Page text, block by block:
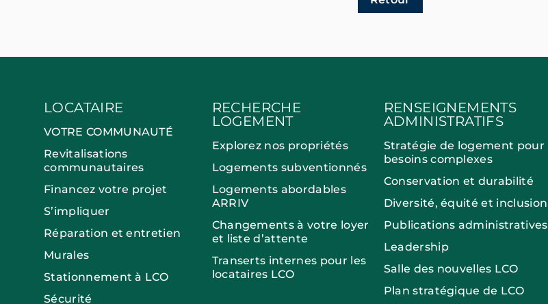
LOCATAIRE
VOTRE COMMUNAUTÉ
Revitalisations
communautaires
Financez votre projet
S’impliquer
Réparation et entretien
Murales
Stationnement à LCO
Sécurité
RECHERCHE
LOGEMENT
Explorez nos propriétés
Logements subventionnés
Logements abordables
ARRIV
Changements à votre loyer
et liste d’attente
Transerts internes pour les
locataires LCO
RENSEIGNEMENTS
ADMINISTRATIFS
Stratégie de logement pour
besoins complexes
Conservation et durabilité
Diversité, équité et inclusion
Publications administratives
Leadership
Salle des nouvelles LCO
Plan stratégique de LCO